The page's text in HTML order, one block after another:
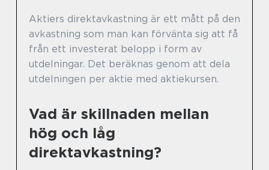
Aktiers direktavkastning är ett mått på den
avkastning som man kan förvänta sig att få
från ett investerat belopp i form av
utdelningar. Det beräknas genom att dela
utdelningen per aktie med aktiekursen.
Vad är skillnaden mellan
hög och låg
direktavkastning?